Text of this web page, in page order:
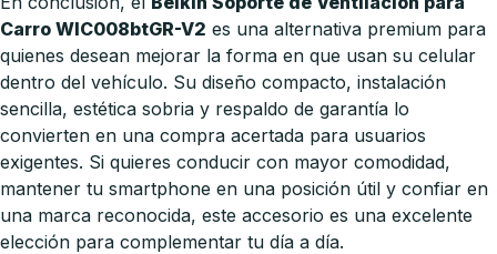
Carro WIC008btGR-V2 es una alternativa premium para
quienes desean mejorar la forma en que usan su celular
dentro del vehículo. Su diseño compacto, instalación
sencilla, estética sobria y respaldo de garantía lo
convierten en una compra acertada para usuarios
exigentes. Si quieres conducir con mayor comodidad,
mantener tu smartphone en una posición útil y confiar en
una marca reconocida, este accesorio es una excelente
elección para complementar tu día a día.